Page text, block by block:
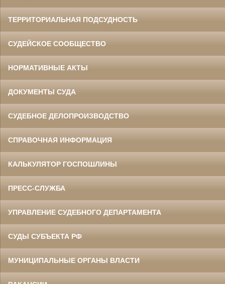
ТЕРРИТОРИАЛЬНАЯ ПОДСУДНОСТЬ
СУДЕЙСКОЕ СООБЩЕСТВО
НОРМАТИВНЫЕ АКТЫ
ДОКУМЕНТЫ СУДА
СУДЕБНОЕ ДЕЛОПРОИЗВОДСТВО
СПРАВОЧНАЯ ИНФОРМАЦИЯ
КАЛЬКУЛЯТОР ГОСПОШЛИНЫ
ПРЕСС-СЛУЖБА
УПРАВЛЕНИЕ СУДЕБНОГО ДЕПАРТАМЕНТА
СУДЫ СУБЪЕКТА РФ
МУНИЦИПАЛЬНЫЕ ОРГАНЫ ВЛАСТИ